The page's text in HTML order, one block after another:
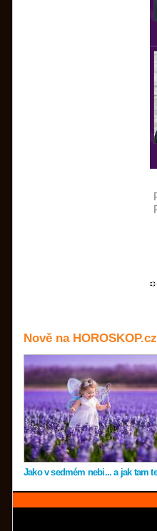
Nově na
Jako v sedmém nebi... a jak tam